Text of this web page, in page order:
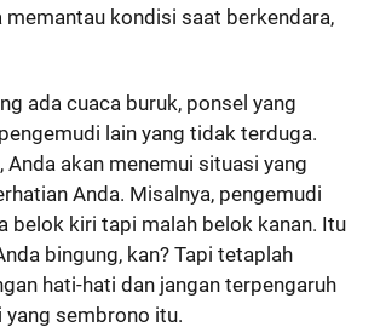
memantau kondisi saat berkendara,
ada cuaca buruk, ponsel yang
lain yang tidak terduga.
Anda akan menemui situasi yang
Anda. Misalnya, pengemudi
belok kiri tapi malah belok kanan. Itu
bingung, kan? Tapi tetaplah
hati-hati dan jangan terpengaruh
sembrono itu.